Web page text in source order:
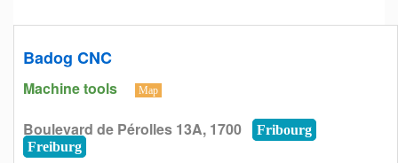
Badog CNC
Machine tools Map
Boulevard de Pérolles 13A, 1700
Fribourg
Freiburg